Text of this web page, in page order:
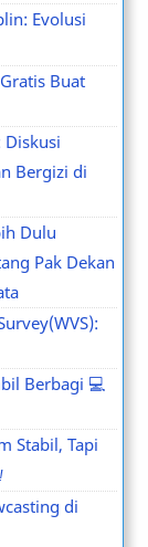
Evolusi
Buat
Diskusi
Bergizi di
Dulu
Pak Dekan
Berbagi 💻
Stabil, Tapi
di